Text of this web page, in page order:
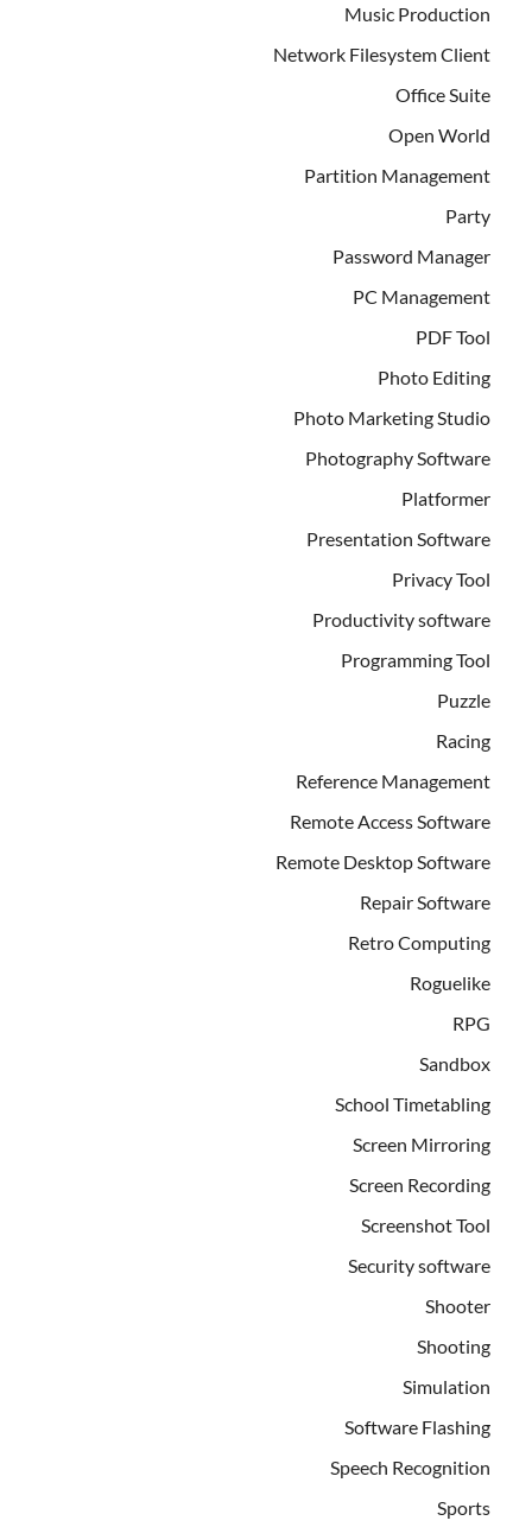
Music Production
Network Filesystem Client
Office Suite
Open World
Partition Management
Party
Password Manager
PC Management
PDF Tool
Photo Editing
Photo Marketing Studio
Photography Software
Platformer
Presentation Software
Privacy Tool
Productivity software
Programming Tool
Puzzle
Racing
Reference Management
Remote Access Software
Remote Desktop Software
Repair Software
Retro Computing
Roguelike
RPG
Sandbox
School Timetabling
Screen Mirroring
Screen Recording
Screenshot Tool
Security software
Shooter
Shooting
Simulation
Software Flashing
Speech Recognition
Sports